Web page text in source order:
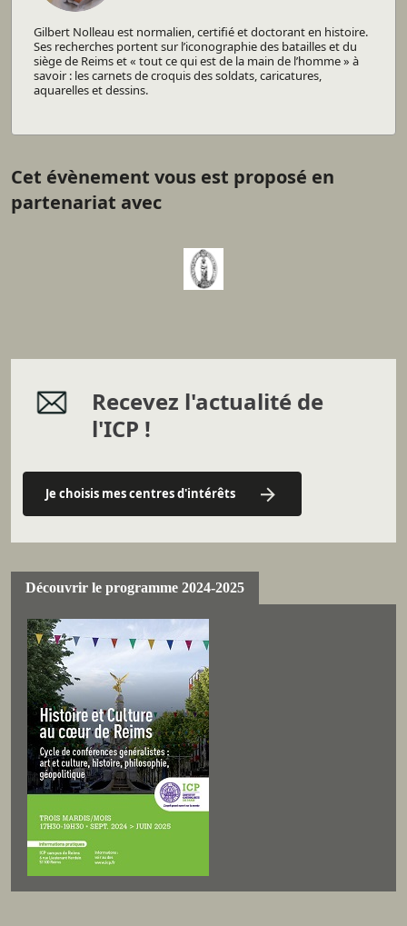
Gilbert Nolleau est normalien, certifié et doctorant en histoire.
Ses recherches portent sur l’iconographie des batailles et du
siège de Reims et « tout ce qui est de la main de l’homme » à
savoir : les carnets de croquis des soldats, caricatures,
aquarelles et dessins.
Cet évènement vous est proposé en
partenariat avec
Recevez l'actualité de
l'ICP !
Je choisis mes centres d'intérêts
Découvrir le programme 2024-2025